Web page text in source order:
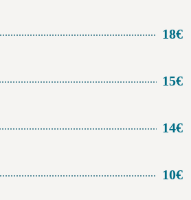
18€
15€
14€
10€